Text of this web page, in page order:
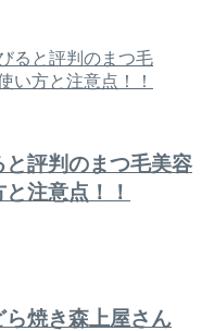
評判のまつ毛美容
注意点！！
焼き森上屋さん